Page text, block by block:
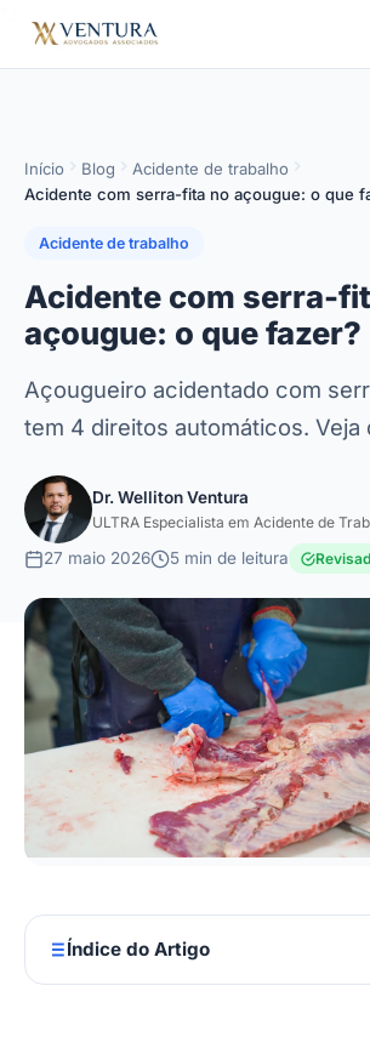
Início Blog
Acidente de trabalho
Acidente com serra-fita no açougue: o que
Acidente de trabalho
Acidente com serra-
açougue: o que fazer?
Açougueiro acidentado com
tem 4 direitos automáticos. Veja
Dr. Welliton Ventura
ULTRA Especialista em Acidente de
27 maio 2026 5 min de leitura
Índice do Artigo